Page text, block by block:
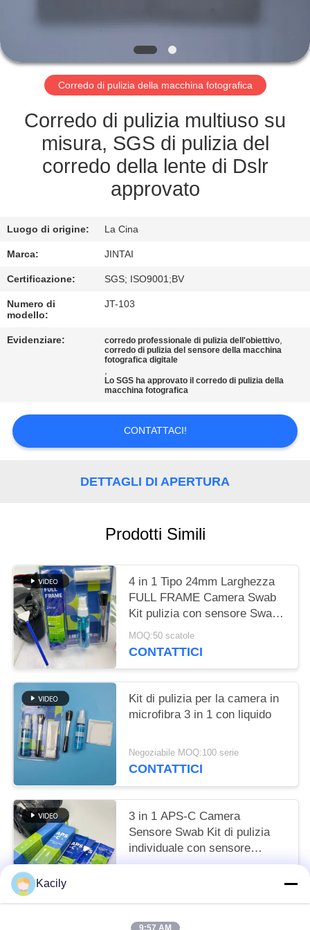
CONTROLLO
DELLA
QUALITÀ
CONTATTACI
CASI
MAPPA
PRIVACY
POLICY
Corredo di pulizia della macchina fotografica
Corredo di pulizia multiuso su
misura, SGS di pulizia del
corredo della lente di Dslr
approvato
Luogo di origine: La Cina
Marca: JINTAI
Certificazione: SGS; ISO9001;BV
Numero di
modello:
JT-103
Evidenziare: corredo professionale di pulizia dell'obiettivo,
corredo di pulizia del sensore della macchina
fotografica digitale
,
Lo SGS ha approvato il corredo di pulizia della
macchina fotografica
CONTATTACI!
DETTAGLI DI APERTURA
Prodotti Simili
4 in 1 Tipo 24mm Larghezza
FULL FRAME Camera Swab
Kit pulizia con sensore Swab
Cleaner asciugamani
MOQ:50 scatole
CONTATTICI
Kit di pulizia per la camera in
microfibra 3 in 1 con liquido
Negoziabile MOQ:100 serie
CONTATTICI
3 in 1 APS-C Camera
Sensore Swab Kit di pulizia
individuale con sensore
pulitore
Kacily
9:57 AM